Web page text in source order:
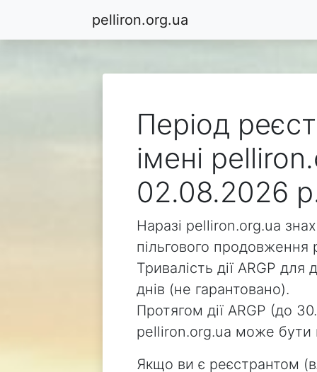
pelliron.org.ua
Період
імені
02.08.2026
Наразі pelliron.org.ua
пільгового продовження
Тривалість дії ARGP
днів (не гарантовано).
Протягом дії ARGP (до
pelliron.org.ua може бути
Якщо ви є реєстрантом